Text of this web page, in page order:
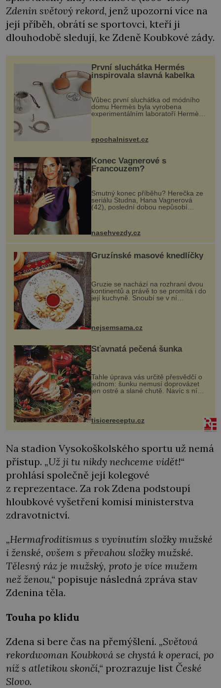
Zdenin světový rekord, jenž upozorní více na
její příběh, obrátí se sportovci, kteří ji
dlouhodobě sledují, ke Zdeně Koubkové zády.
První sluchátka Hermés
inspirovala slavná kabelka
Vůbec první sluchátka od módního
domu Hermès byla vyrobena
experimentálním laboratoří Hermès
kovový...
epochalnisvet.cz
Konec Vagnerové s
Francouzem?
Smutný konec příběhu? Herečka ze
seriálu Studna, Hana Vagnerová
(42), poslední dobou nepůsobí
nasehvezdy.cz
Gruzínské masové knedlíčky
Gruzie se nachází na rozhraní dvou
kontinentů a právě to se promítá i do
její kuchyně. Snoubí se v ní
evropské a asijské chutě a díky tomu
pokrmy, které rozhodně st...
nejsemsama.cz
Šťavnatá pečená šunka
Tahle úprava vás určitě přesvědčí o
jednom: šunku nemusí doprovázet
jen ostré a slané chutě. Navíc s ní
nakrmíte poměrně hodně hladových
krků. Ingredience sádlo 3 kg šunky
vcelku 3 stroužky česneku hl...
tisicereceptu.cz
Na stadion Vysokoškolského sportu už nemá
přístup. „Už ji tu nikdy nechceme vidět!“
prohlásí společně její kolegové
z reprezentace. Za rok Zdena podstoupí
hloubkové vyšetření komisí ministerstva
zdravotnictví.
„Hermafroditismus s vyvinutím složky mužské
i ženské, ovšem s převahou složky mužské.
Tělesný ráz je mužský, proto je více mužem
než ženou,“ popisuje následná zpráva stav
Zdenina těla.
Touha po klidu
Zdena si bere čas na přemýšlení. „Světová
rekordwoman Koubková se chystá k operaci, po
níž s atletikou skončí,“ prozrazuje list České
Slovo.